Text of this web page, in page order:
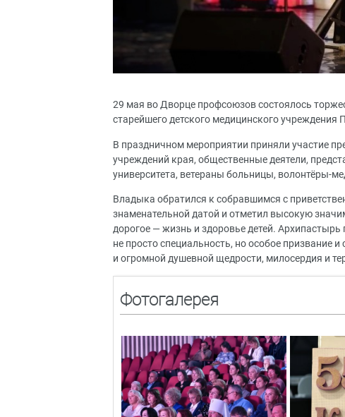
29 мая во Дворце профсоюзов состоялось
старейшего детского медицинского
В праздничном мероприятии приняли участие
учреждений края, общественные деятели,
университета, ветераны больницы, волонтёры-
Владыка обратился к собравшимся с
знаменательной датой и отметил высокую
дорогое — жизнь и здоровье детей. Архипастырь
не просто специальность, но особое призвание
и огромной душевной щедрости, милосердия и
Фотогалерея